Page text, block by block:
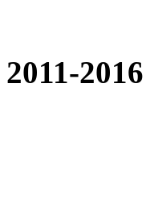
2011-